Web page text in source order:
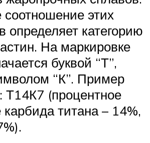
этих
определяет категорию
На маркировке
буквой “Т”,
“К”. Пример
Т14К7 (процентное
титана – 14%,